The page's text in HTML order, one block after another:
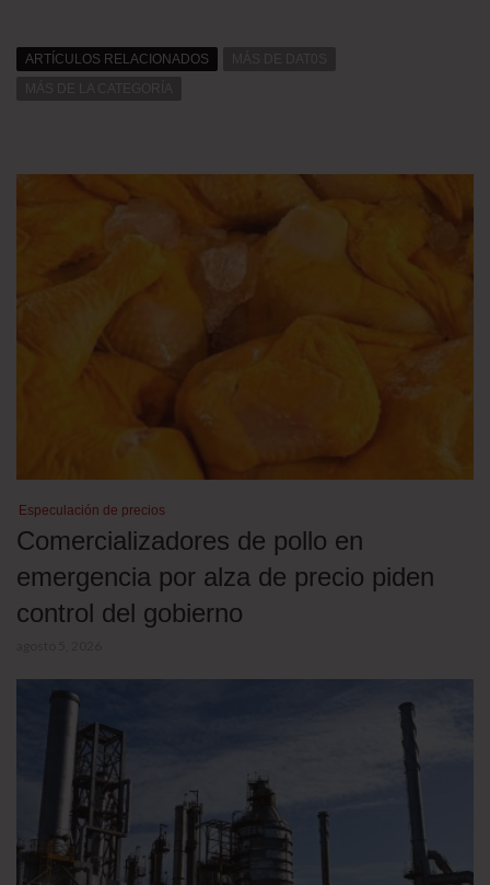
ARTÍCULOS RELACIONADOS
Especulación de precios
Comercializadores de pollo en
emergencia por alza de precio piden
control del gobierno